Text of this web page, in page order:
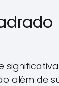
além de